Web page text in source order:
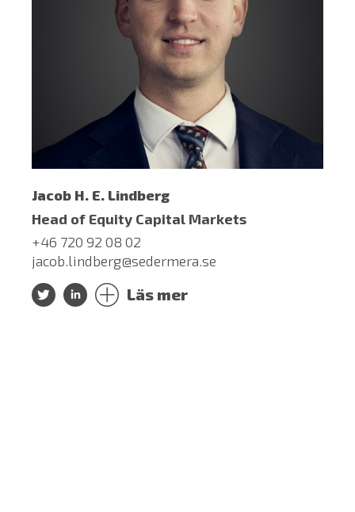
Jacob H. E. Lindberg
Head of Equity Capital Markets
+46 720 92 08 02
jacob.lindberg@sedermera.se
Läs mer